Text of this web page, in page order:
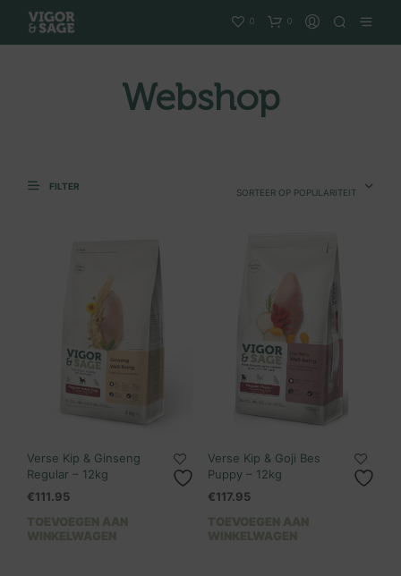
0 0
Webshop
FILTER
SORTEER OP POPULARITEIT
Verse Kip & Ginseng
Regular – 12kg
€111.95
TOEVOEGEN AAN
WINKELWAGEN
Verse Kip & Goji Bes
Puppy – 12kg
€117.95
TOEVOEGEN AAN
WINKELWAGEN